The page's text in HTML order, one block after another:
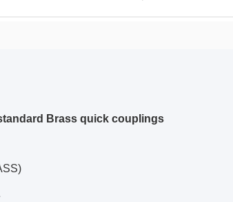
Brass quick couplings